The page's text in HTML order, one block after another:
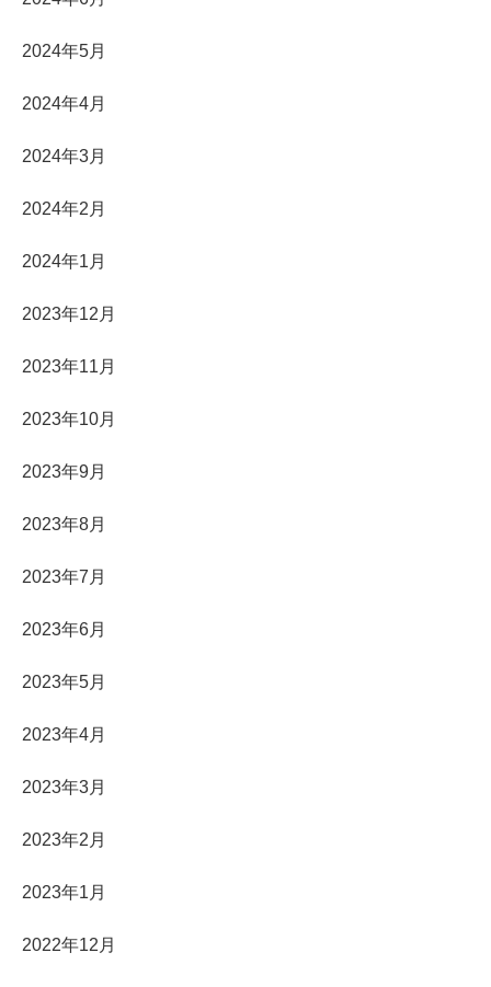
2024年5月
2024年4月
2024年3月
2024年2月
2024年1月
2023年12月
2023年11月
2023年10月
2023年9月
2023年8月
2023年7月
2023年6月
2023年5月
2023年4月
2023年3月
2023年2月
2023年1月
2022年12月